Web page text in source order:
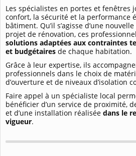
Les spécialistes en portes et fenêtres
confort, la sécurité et la performance
bâtiment. Qu’il s’agisse d’une
projet de rénovation, ces
solutions adaptées aux contraintes
et budgétaires de chaque habitation.
Grâce à leur expertise, ils
professionnels dans le choix de
d’ouverture et de niveaux d’isolation
Faire appel à un spécialiste local
bénéficier d’un service de proximité,
et d’une installation réalisée dans le
vigueur.